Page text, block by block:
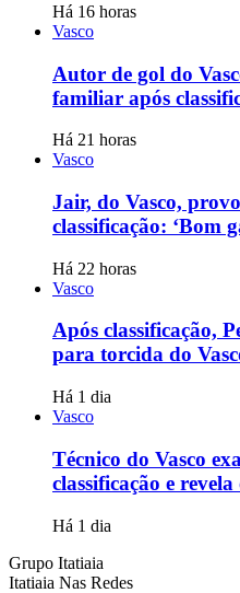
Há 16 horas
Vasco
Autor de gol do
familiar após
Há 21 horas
Vasco
Jair, do Vasco,
classificação: ‘Bom
Há 22 horas
Vasco
Após classificação,
para torcida do
Há 1 dia
Vasco
Técnico do Vasco
classificação e
Há 1 dia
Grupo Itatiaia
Itatiaia Nas Redes